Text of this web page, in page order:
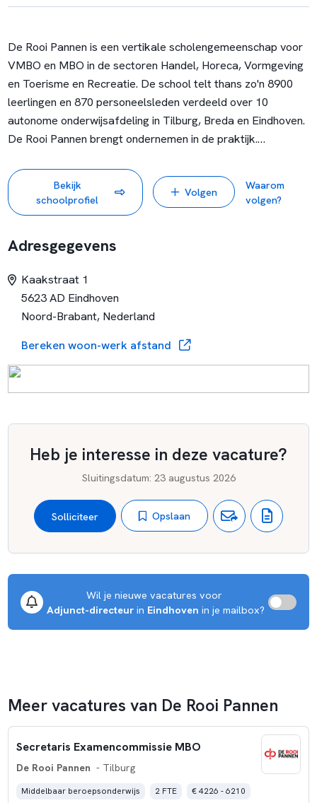
De Rooi Pannen is een vertikale scholengemeenschap voor
VMBO en MBO in de sectoren Handel, Horeca, Vormgeving
en Toerisme en Recreatie. De school telt thans zo'n 8900
leerlingen en 870 personeelsleden verdeeld over 10
autonome onderwijsafdeling in Tilburg, Breda en Eindhoven.
De Rooi Pannen brengt ondernemen in de praktijk.
praktijk zijn belangrijke (beleids)peilers.
Bekijk
schoolprofiel
Volgen
Waarom
volgen?
Adresgegevens
Kaakstraat 1
5623 AD Eindhoven
Noord-Brabant, Nederland
Bereken woon-werk afstand
Heb je interesse in deze vacature?
Sluitingsdatum: 23 augustus 2026
Solliciteer Opslaan
Wil je nieuwe vacatures voor
Adjunct-directeur in Eindhoven in je mailbox?
Meer vacatures van De Rooi Pannen
Secretaris Examencommissie MBO
De Rooi Pannen - Tilburg
Middelbaar beroepsonderwijs 2 FTE
€ 4226 - 6210